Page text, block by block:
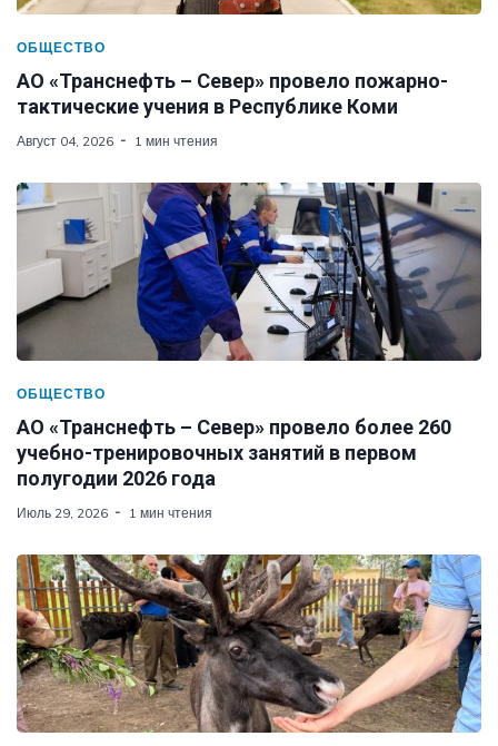
ОБЩЕСТВО
АО «Транснефть – Север» провело пожарно-
тактические учения в Республике Коми
Август 04, 2026 1 мин чтения
ОБЩЕСТВО
АО «Транснефть – Север» провело более 260
учебно-тренировочных занятий в первом
полугодии 2026 года
Июль 29, 2026 1 мин чтения